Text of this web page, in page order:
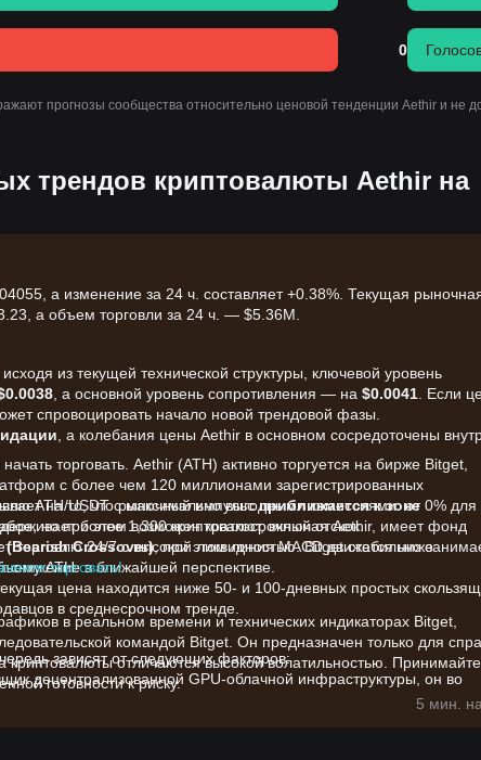
0
прогнозы сообщества относительно ценовой тенденции Aethir и не
трендов криптовалюты Aethir на
а изменение за 24 ч. составляет +0.38%. Текущая
а объем торговли за 24 ч. — $5.36M.
из текущей технической структуры, ключевой уровень
, а основной уровень сопротивления — на $0.0041 . Если
спровоцировать начало новой трендовой фазы.
, а колебания цены Aethir в основном сосредоточены
на то, что рыночный импульсприближается к зоне
но при этом возможен краткосрочный отскок.
(Bearish Crossover), при этом линия MACD движется ниже
снижение в ближайшей перспективе.
цена находится ниже 50- и 100-дневных простых
в среднесрочном тренде.
зависят от следующих факторов:
децентрализованной GPU-облачной инфраструктуры, он во
широкими настроениями в секторе DePIN
торговать. Aethir (ATH) активно торгуется на бирже Bitget,
с более чем 120 миллионами зарегистрированных
ATH/USDT с максимально выгодными комиссиями: от 0% для
более 1,300 криптовалют, включая Aethir, имеет фонд
24/7 с высокой ликвидностью. Bitget стабильно
ATH.
торговать!
в реальном времени и технических индикаторах Bitget,
командой Bitget. Он предназначен только для
отличаются высокой волатильностью. Принимайте
готовности к риску.
5 мин.